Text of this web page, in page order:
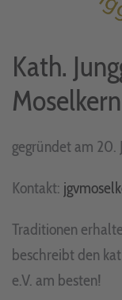
Kath.
gegründet am 20.
Kontakt:
Traditionen
beschreibt den
e.V. am besten!